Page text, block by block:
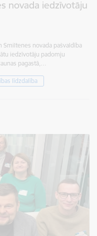
novada iedzīvotāju
novada pašvaldība
iedzīvotāju padomju
pagastā,…
līdzdalība